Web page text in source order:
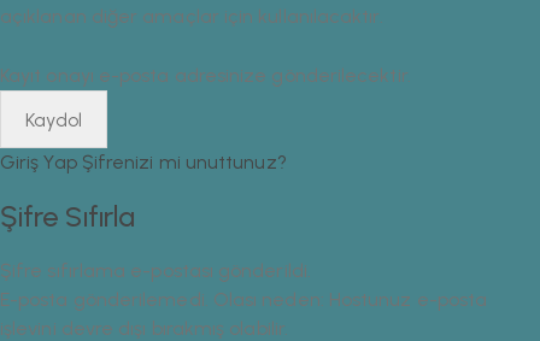
açıklanan diğer amaçlar için kullanılacaktır.
Kayıt onayı e-posta adresinize gönderilecektir.
Giriş Yap Şifrenizi mi unuttunuz?
Şifre Sıfırla
Şifre sıfırlama e-postası gönderildi.
E-posta gönderilemedi. Olası neden: Hostunuz e-posta
işlevini devre dışı bırakmış olabilir.